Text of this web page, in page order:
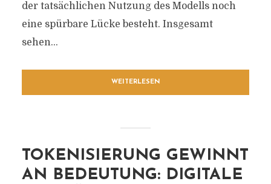
der tatsächlichen Nutzung des Modells noch
eine spürbare Lücke besteht. Insgesamt
sehen...
WEITERLESEN
TOKENISIERUNG GEWINNT
AN BEDEUTUNG: DIGITALE